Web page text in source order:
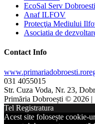
EcoSal Serv Dobroesti
Anaf ILFOV
Protecţia Mediului
Asociatia de
Contact Info
www.primariadobroesti.ro
031 4055015
Str. Cuza Voda, Nr. 23,
Primăria Dobroești © 2026 |
Tel Registratura
Acest site folosește cookie-